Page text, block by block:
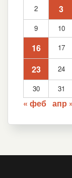
2
3
9 10
16 17
23 24
30 31
« феб апр